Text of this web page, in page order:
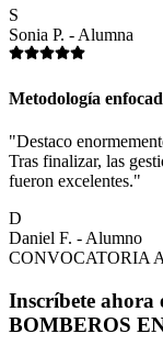
S
Sonia P. - Alumna
Metodología
"Destaco
Tras finalizar, las
fueron excelentes."
D
Daniel F. - Alumno
CONVOCATORIA
Inscríbete ahora
BOMBEROS